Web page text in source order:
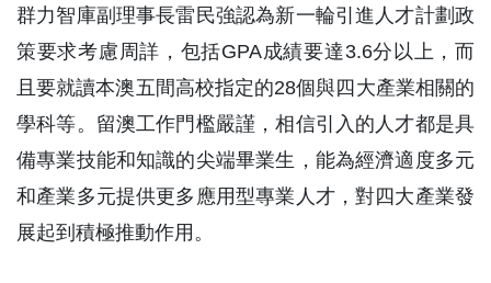
群力智庫副理事長雷民強認為新一輪引進人才計劃政
策要求考慮周詳，包括GPA成績要達3.6分以上，而
且要就讀本澳五間高校指定的28個與四大產業相關的
學科等。留澳工作門檻嚴謹，相信引入的人才都是具
備專業技能和知識的尖端畢業生，能為經濟適度多元
和產業多元提供更多應用型專業人才，對四大產業發
展起到積極推動作用。